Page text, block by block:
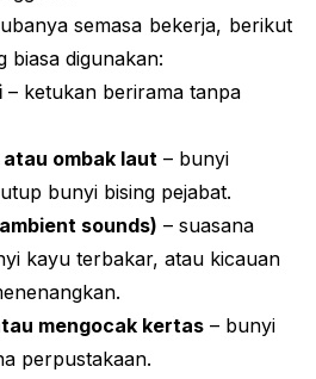
semasa bekerja, berikut
biasa digunakan:
– ketukan berirama tanpa
ombak laut – bunyi
bunyi bising pejabat.
ambient sounds) – suasana
kayu terbakar, atau kicauan
mengocak kertas – bunyi
perpustakaan.